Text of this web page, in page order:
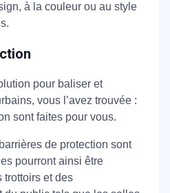
à la couleur ou au style
pour baliser et
vous l’avez trouvée :
sont faites pour vous.
de protection sont
pourront ainsi être
trottoirs et des